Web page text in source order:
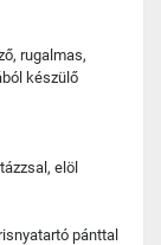
rugalmas,
készülő
elöl
pánttal